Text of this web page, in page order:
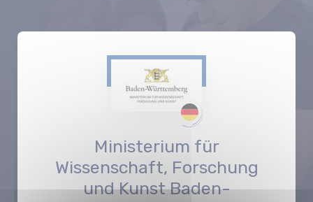
Ministerium für
Wissenschaft, Forschung
und Kunst Baden-